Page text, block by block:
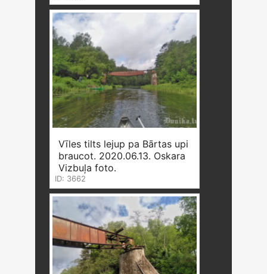
Vīles tilts lejup pa Bārtas upi
braucot. 2020.06.13. Oskara
Vizbuļa foto.
ID: 3662